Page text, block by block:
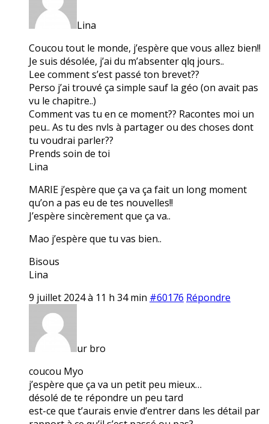
Lina
Coucou tout le monde, j’espère que vous allez bien!!
Je suis désolée, j’ai du m’absenter qlq jours..
Lee comment s’est passé ton brevet??
Perso j’ai trouvé ça simple sauf la géo (on avait pas
vu le chapitre..)
Comment vas tu en ce moment?? Racontes moi un
peu.. As tu des nvls à partager ou des choses dont
tu voudrai parler??
Prends soin de toi
Lina
MARIE j’espère que ça va ça fait un long moment
qu’on a pas eu de tes nouvelles!!
J’espère sincèrement que ça va..
Mao j’espère que tu vas bien..
Bisous
Lina
9 juillet 2024 à 11 h 34 min #60176 Répondre
ur bro
coucou Myo
j’espère que ça va un petit peu mieux…
désolé de te répondre un peu tard
est-ce que t’aurais envie d’entrer dans les détail par